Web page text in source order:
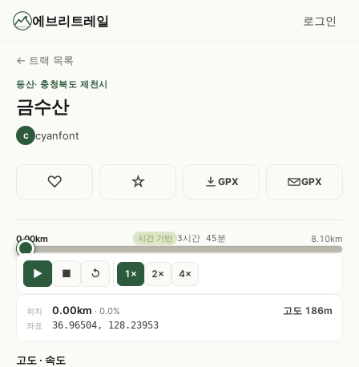
에브리트레일 로그인
← 트랙 목록
등산· 충청북도 제천시
금수산
c cyanfont
♡ ☆ GPX GPX
0.00km 시간 기반 3시간 45분 8.10km
▶ ■ ↺ 1× 2× 4×
위치 0.00km · 0.0% 고도 186m
좌표 36.96504, 128.23953
고도 · 속도